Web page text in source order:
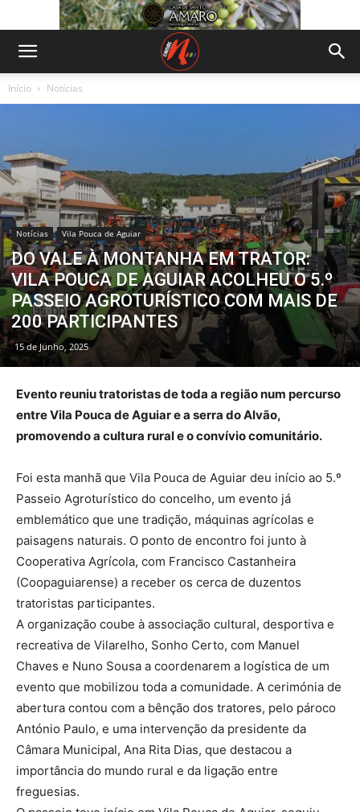
Início Notícias
Notícias Vila Pouca de Aguiar
DO VALE À MONTANHA EM TRATOR:
VILA POUCA DE AGUIAR ACOLHEU O 5.º
PASSEIO AGROTURÍSTICO COM MAIS DE
200 PARTICIPANTES
15 de Junho, 2025
Evento reuniu tratoristas de toda a região num percurso
entre Vila Pouca de Aguiar e a serra do Alvão,
promovendo a cultura rural e o convívio comunitário.
Foi esta manhã que Vila Pouca de Aguiar deu início ao 5.º
Passeio Agroturístico do concelho, um evento já
emblemático que une tradição, máquinas agrícolas e
paisagens naturais. O ponto de encontro foi junto à
Cooperativa Agrícola, com Francisco Castanheira
(Coopaguiarense) a receber os cerca de duzentos
tratoristas participantes.
A organização coube à associação cultural, desportiva e
recreativa de Vilarelho, Sonho Certo, com Manuel
Chaves e Nuno Sousa a coordenarem a logística de um
evento que mobilizou toda a comunidade. A cerimónia de
abertura contou com a bênção dos tratores, pelo pároco
António Paulo, e uma intervenção da presidente da
Câmara Municipal, Ana Rita Dias, que destacou a
importância do mundo rural e da ligação entre
freguesias.